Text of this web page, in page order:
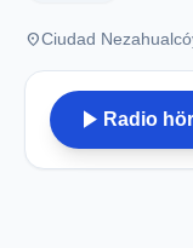
placeCiudad
play_arrow Radio